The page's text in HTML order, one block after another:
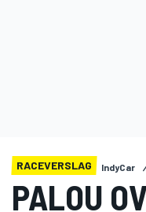
RACEVERSLAG IndyCar
PALOU